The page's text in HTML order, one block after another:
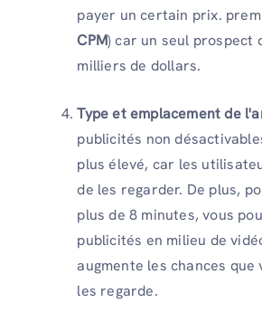
payer un certain prix.
CPM) car un seul prospect
milliers de dollars.
Type et emplacement de
publicités non
plus élevé, car les
de les regarder. De plus,
plus de 8 minutes, vous
publicités en milieu de
augmente les chances que
les regarde.